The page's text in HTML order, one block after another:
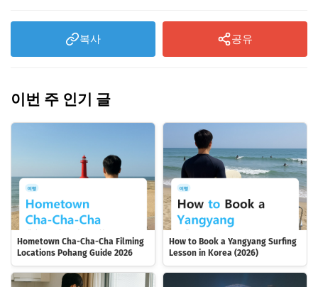
복사 공유
이번 주 인기 글
Hometown Cha-Cha-Cha Filming
Locations Pohang Guide 2026
How to Book a Yangyang Surfing
Lesson in Korea (2026)